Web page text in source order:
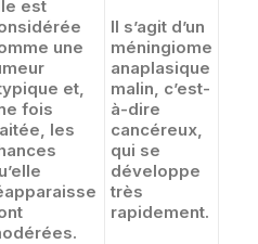
est
une
et,
fois
les
Il s’agit d’un
méningiome
anaplasique
malin, c’est-
à-dire
cancéreux,
qui se
développe
très
rapidement.